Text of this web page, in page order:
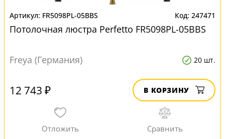
FR5098PL-05BBS 247471
Потолочная люстра Perfetto FR5098PL-05BBS
Freya (Германия) 20 шт.
12 743 ₽ В КОРЗИНУ